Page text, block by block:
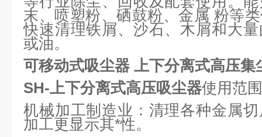
末、喷塑粉、硒鼓粉、金属 粉等
快速清理铁屑、沙石、木屑和大
或油。
可移动式吸尘器 上下分离式高压集
SH-上下分离式高压吸尘器使用范
机械加工制造业：清理各种金属
加工更显示其*性。